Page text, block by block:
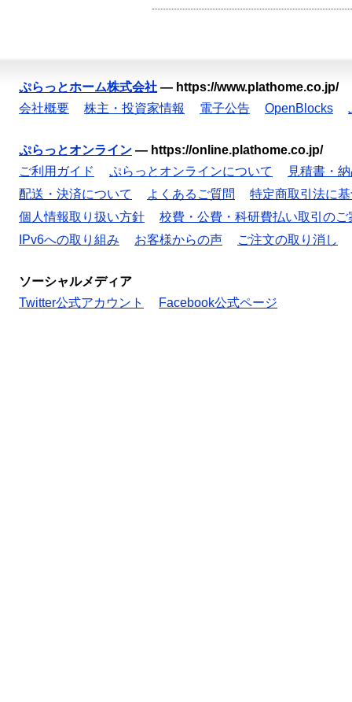
ぷらっとホーム株式会社 — https://www.plathome.co.jp/
会社概要
株主・投資家情報 電子公告 OpenBlocks
ぷらっとオンライン — https://online.plathome.co.jp/
ご利用ガイド
ぷらっとオンラインについて
見積書・
配送・決済について
よくあるご質問
特定商取引法に
個人情報取り扱い方針
校費・公費・科研費払い取引のご
IPv6への取り組み
お客様からの声 ご注文の取り消し
ソーシャルメディア
Twitter公式アカウント
Facebook公式ページ